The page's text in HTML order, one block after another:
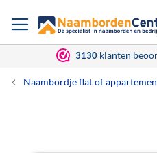
naar
3130 klanten
Naambordje flat of